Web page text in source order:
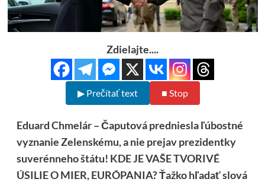
Zdielajte....
▶ Prečítať text ■ Stop
Eduard Chmelár – Čaputová predniesla ľúbostné
vyznanie Zelenskému, a nie prejav prezidentky
suverénneho štátu! KDE JE VAŠE TVORIVÉ
ÚSILIE O MIER, EURÓPANIA? Ťažko hľadať slová